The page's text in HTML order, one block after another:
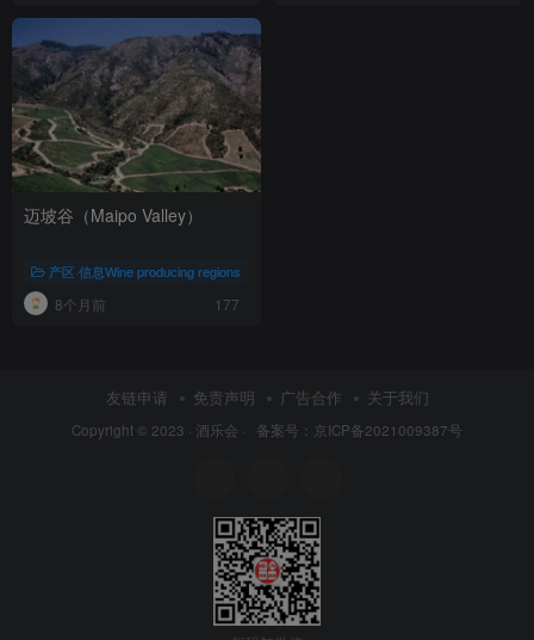
迈坡谷（Maipo Valley）
产区·信息Wine producing regions
8个月前 177
友链申请 免责声明 广告合作 关于我们
Copyright © 2023 · 酒乐会 · 备案号：京ICP备2021009387号